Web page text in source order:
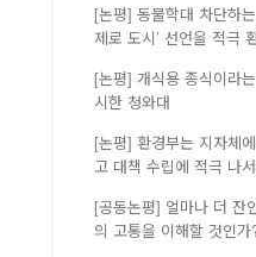
[논평] 동물학대 차단하
제로 도시’ 선언을 적극
[논평] 개식용 종식이라
시한 청와대
[논평] 환경부는 지자체
고 대책 수립에 적극 나
[공동논평] 얼마나 더 잔
의 고통을 이해할 것인가